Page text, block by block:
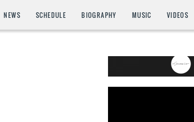
NEWS SCHEDULE BIOGRAPHY MUSIC VIDEOS